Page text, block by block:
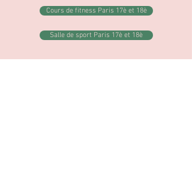
Cours de fitness Paris 17è et 18è
Salle de sport Paris 17è et 18è